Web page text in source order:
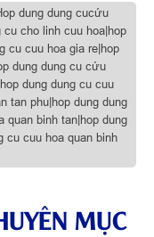
dung dung cucứu
cu cho linh cuu hoa|hop
cu cuu hoa gia re|hop
dung dung cu cứu
dung dung cu cuu
tan phu|hop dung dung
quan binh tan|hop dung
cu cuu hoa quan binh
MỤC